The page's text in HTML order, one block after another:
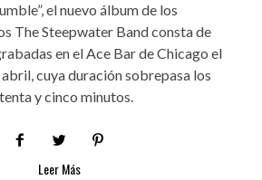
el nuevo álbum de los
The Steepwater Band consta de
en el Ace Bar de Chicago el
cuya duración sobrepasa los
y cinco minutos.
Leer Más